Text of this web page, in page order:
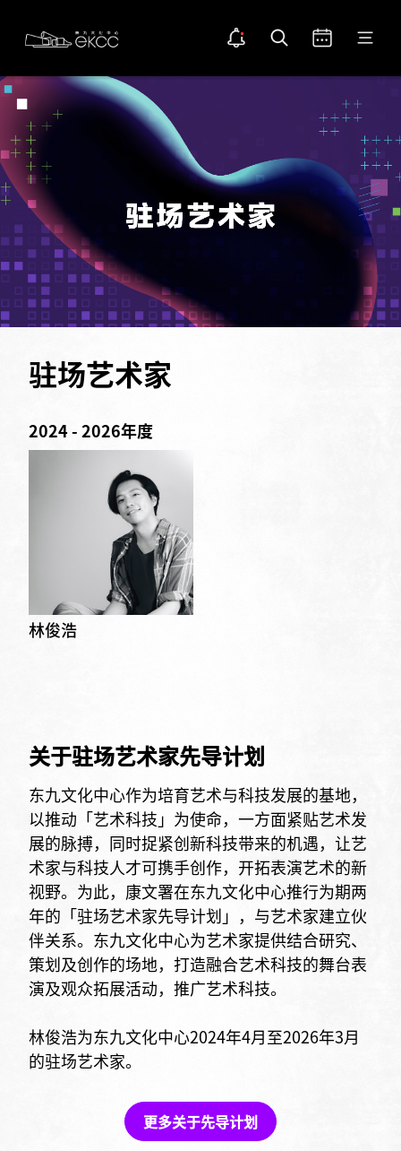
main
content
顶
位
页
公开通知
告示点图示打开搜索 打开日历 打开菜单
节
目
驻场艺术家
2024 - 2026年度
林俊浩
关于驻场艺术家先导计划
东九文化中心作为培育艺术与科技发展的基地，
以推动「艺术科技」为使命，一方面紧贴艺术发
展的脉搏，同时捉紧创新科技带来的机遇，让艺
术家与科技人才可携手创作，开拓表演艺术的新
视野。为此，康文署在东九文化中心推行为期两
年的「驻场艺术家先导计划」，与艺术家建立伙
伴关系。东九文化中心为艺术家提供结合研究、
策划及创作的场地，打造融合艺术科技的舞台表
演及观众拓展活动，推广艺术科技。
林俊浩为东九文化中心2024年4月至2026年3月
的驻场艺术家。
更多关于先导计划